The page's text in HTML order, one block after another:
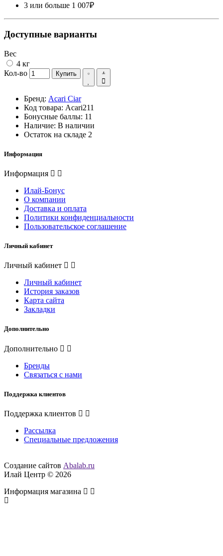
3 или больше 1 007₽
Доступные варианты
Вес
4 кг
Кол-во
Купить
Бренд: Acari Ciar
Код товара: Acari211
Бонусные баллы: 11
Наличие: В наличии
Остаток на складе 2
Информация
Информация
Илай-Бонус
О компании
Доставка и оплата
Политики конфиденциальности
Пользовательское соглашение
Личный кабинет
Личный кабинет
Личный кабинет
История заказов
Карта сайта
Закладки
Дополнительно
Дополнительно
Бренды
Связаться с нами
Поддержка клиентов
Поддержка клиентов
Рассылка
Специальные предложения
Создание сайтов Abalab.ru
Илай Центр © 2026
Информация магазина